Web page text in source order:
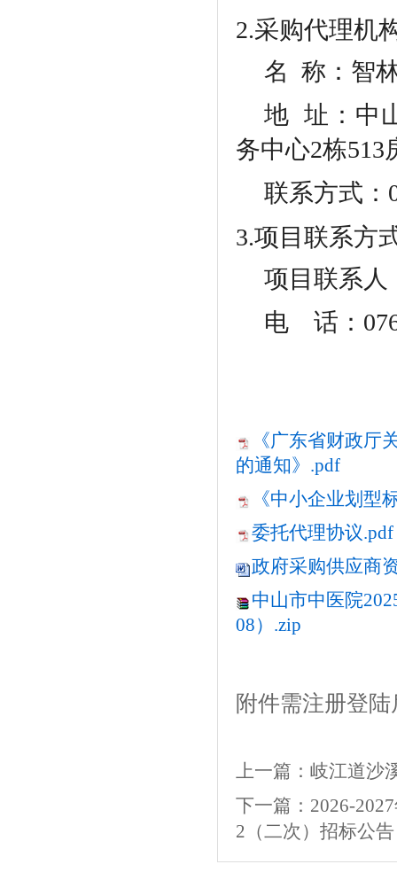
2.采购代理机
名 称：智
地 址：中
务中心2栋513
联系方式：
3.项目联系方
项目联系人
电 话：
《广东省财政厅
的通知》.pdf
《中小企业划型
委托代理协议.pdf
政府采购供应商
中山市中医院
08）.zip
附件需注册登
上一篇： 岐江道沙
下一篇： 2026-
2（二次）招标公告